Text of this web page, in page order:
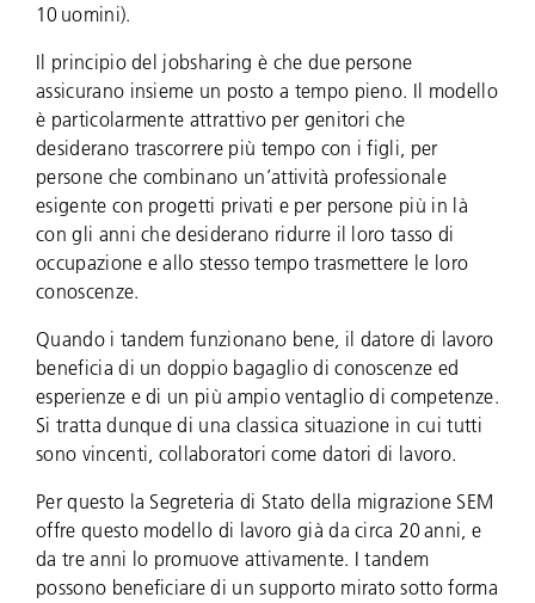
10 uomini).
Il principio del jobsharing è che due persone
assicurano insieme un posto a tempo pieno. Il modello
è particolarmente attrattivo per genitori che
desiderano trascorrere più tempo con i figli, per
persone che combinano un’attività professionale
esigente con progetti privati e per persone più in là
con gli anni che desiderano ridurre il loro tasso di
occupazione e allo stesso tempo trasmettere le loro
conoscenze.
Quando i tandem funzionano bene, il datore di lavoro
beneficia di un doppio bagaglio di conoscenze ed
esperienze e di un più ampio ventaglio di competenze.
Si tratta dunque di una classica situazione in cui tutti
sono vincenti, collaboratori come datori di lavoro.
Per questo la Segreteria di Stato della migrazione SEM
offre questo modello di lavoro già da circa 20 anni, e
da tre anni lo promuove attivamente. I tandem
possono beneficiare di un supporto mirato sotto forma